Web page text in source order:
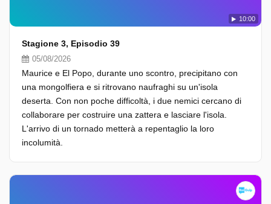
10:00
Stagione 3, Episodio 39
05/08/2026
Maurice e El Popo, durante uno scontro, precipitano con
una mongolfiera e si ritrovano naufraghi su un'isola
deserta. Con non poche difficoltà, i due nemici cercano di
collaborare per costruire una zattera e lasciare l'isola.
L'arrivo di un tornado metterà a repentaglio la loro
incolumità.